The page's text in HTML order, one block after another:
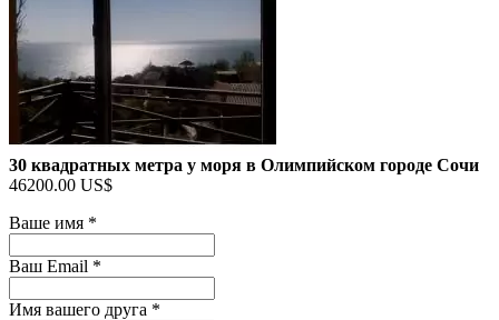
30 квадратных метра у моря в Олимпийском городе Сочи
46200.00 US$
Ваше имя *
Ваш Email *
Имя вашего друга *